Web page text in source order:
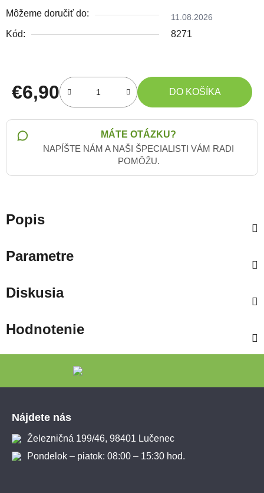
Môžeme doručiť do: 11.08.2026
Kód: 8271
€6,90
Jednotková cena:
DO KOŠÍKA
MÁTE OTÁZKU?
NAPÍŠTE NÁM A NAŠI ŠPECIALISTI VÁM RADI
POMÔŽU.
Popis
Parametre
Diskusia
Hodnotenie
Nájdete nás
Železničná 199/46, 98401 Lučenec
Pondelok – piatok: 08:00 – 15:30 hod.